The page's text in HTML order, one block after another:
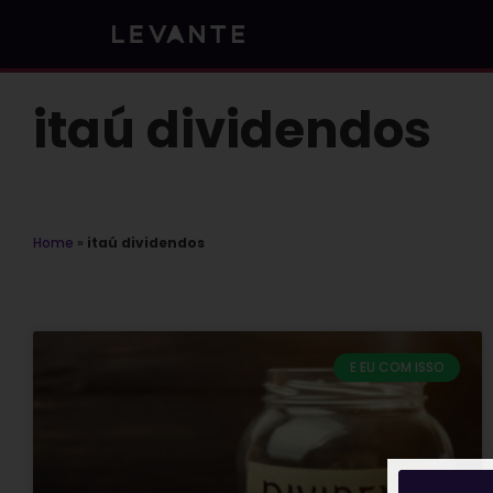
itaú dividendos
Home » itaú dividendos
E EU COM ISSO